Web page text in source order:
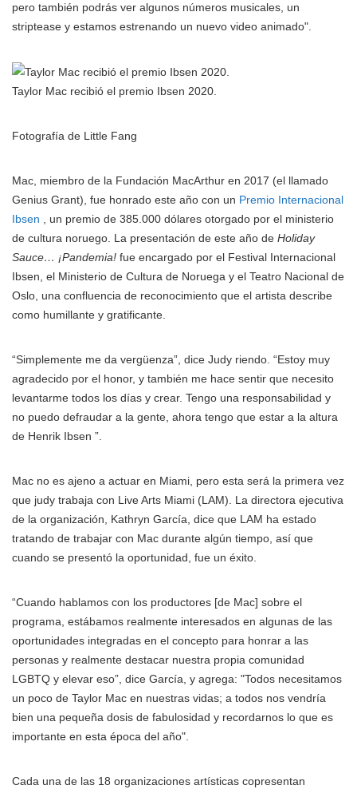
pero también podrás ver algunos números musicales, un
striptease y estamos estrenando un nuevo video animado".
Taylor Mac recibió el premio Ibsen 2020.
Fotografía de Little Fang
Mac, miembro de la Fundación MacArthur en 2017 (el llamado
Genius Grant), fue honrado este año con un Premio Internacional
Ibsen , un premio de 385.000 dólares otorgado por el ministerio
de cultura noruego. La presentación de este año de Holiday
Sauce… ¡Pandemia! fue encargado por el Festival Internacional
Ibsen, el Ministerio de Cultura de Noruega y el Teatro Nacional de
Oslo, una confluencia de reconocimiento que el artista describe
como humillante y gratificante.
“Simplemente me da vergüenza”, dice Judy riendo. “Estoy muy
agradecido por el honor, y también me hace sentir que necesito
levantarme todos los días y crear. Tengo una responsabilidad y
no puedo defraudar a la gente, ahora tengo que estar a la altura
de Henrik Ibsen ”.
Mac no es ajeno a actuar en Miami, pero esta será la primera vez
que judy trabaja con Live Arts Miami (LAM). La directora ejecutiva
de la organización, Kathryn García, dice que LAM ha estado
tratando de trabajar con Mac durante algún tiempo, así que
cuando se presentó la oportunidad, fue un éxito.
“Cuando hablamos con los productores [de Mac] sobre el
programa, estábamos realmente interesados en algunas de las
oportunidades integradas en el concepto para honrar a las
personas y realmente destacar nuestra propia comunidad
LGBTQ y elevar eso”, dice García, y agrega: "Todos necesitamos
un poco de Taylor Mac en nuestras vidas; a todos nos vendría
bien una pequeña dosis de fabulosidad y recordarnos lo que es
importante en esta época del año".
Cada una de las 18 organizaciones artísticas copresentan